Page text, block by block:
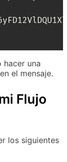
hacer una
el mensaje.
Flujo
los siguientes